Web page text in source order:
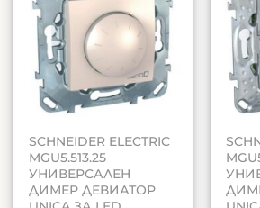
SCHNEIDER ELECTRIC
MGU5.513.25
УНИВЕРСАЛЕН
ДИМЕР ДЕВИАТОР